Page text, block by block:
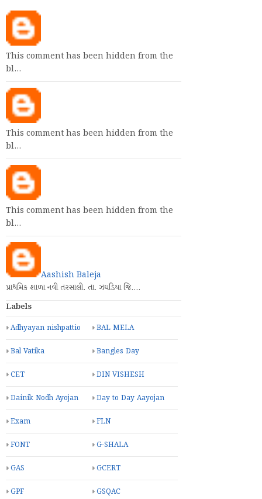
This comment has been hidden from the
bl…
This comment has been hidden from the
bl…
This comment has been hidden from the
bl…
Aashish Baleja
પ્રાથમિક શાળા નવી તરસાલી. તા. ઝઘડિયા જિ.…
Labels
Adhyayan nishpattio BAL MELA
Bal Vatika Bangles Day
CET DIN VISHESH
Dainik Nodh Ayojan Day to Day Aayojan
Exam FLN
FONT G-SHALA
GAS GCERT
GPF GSQAC